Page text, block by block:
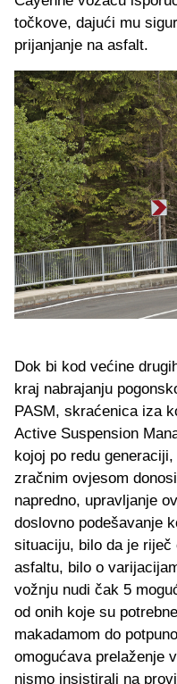
točkove, dajući mu
prijanjanje na asfalt.
Dok bi kod većine
kraj nabrajanju
PASM, skraćenica iza
Active Suspension
kojoj po redu
zračnim ovjesom
napredno, upravljanje
doslovno podešavanje
situaciju, bilo da je
asfaltu, bilo o
vožnju nudi čak 5
od onih koje su
makadamom do
omogućava prelaženje
nismo insistirali na